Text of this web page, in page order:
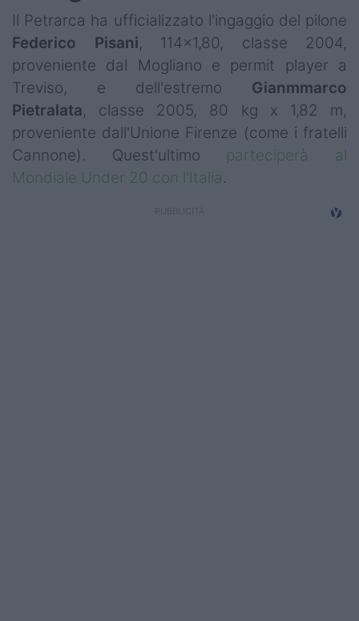
Il Petrarca ha ufficializzato l'ingaggio del pilone
Federico
Pisani, 114x1,80, classe 2004,
proveniente dal Mogliano e permit player a
Treviso, e dell'estremo Gianmmarco
Pietralata, classe 2005, 80 kg x 1,82 m,
proveniente dall'Unione Firenze (come i fratelli
Cannone). Quest'ultimo parteciperà al
Mondiale Under 20 con l'Italia.